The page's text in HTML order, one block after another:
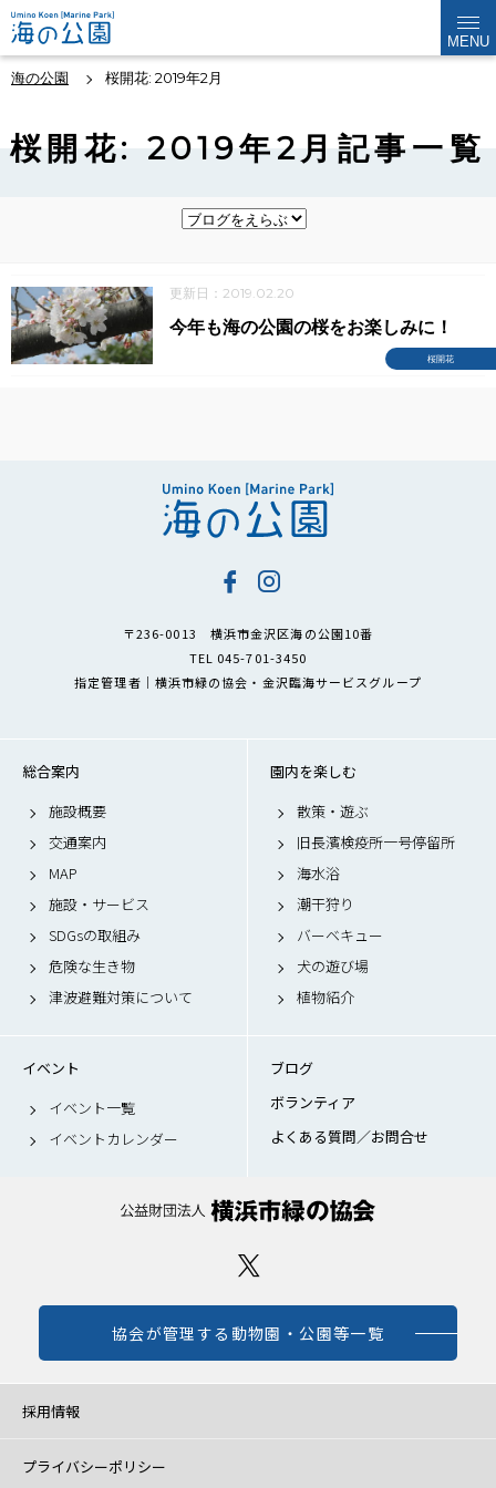
MENU
海の公園 桜開花: 2019年2月
桜開花: 2019年2月記事一覧
更新日：2019.02.20
桜開花
今年も海の公園の桜をお楽しみに！
〒236-0013 横浜市金沢区海の公園10番
TEL 045-701-3450
指定管理者｜横浜市緑の協会・金沢臨海サービスグループ
総合案内
施設概要
交通案内
MAP
施設・サービス
SDGsの取組み
危険な生き物
津波避難対策について
園内を楽しむ
散策・遊ぶ
旧長濱検疫所一号停留所
海水浴
潮干狩り
バーベキュー
犬の遊び場
植物紹介
イベント
イベント一覧
イベントカレンダー
ブログ
ボランティア
よくある質問／お問合せ
協会が管理する動物園・公園等一覧
採用情報
プライバシーポリシー